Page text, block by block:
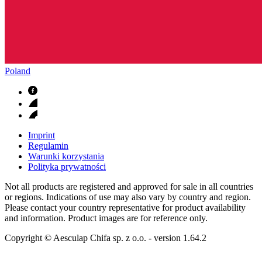
Poland
Imprint
Regulamin
Warunki korzystania
Polityka prywatności
Not all products are registered and approved for sale in all countries
or regions. Indications of use may also vary by country and region.
Please contact your country representative for product availability
and information. Product images are for reference only.
Copyright © Aesculap Chifa sp. z o.o. - version 1.64.2